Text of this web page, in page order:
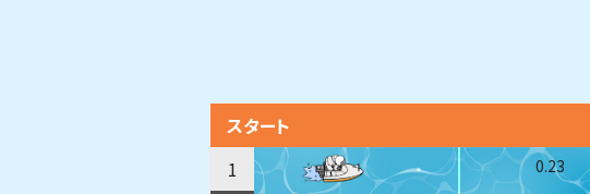
スタート
1
0.23